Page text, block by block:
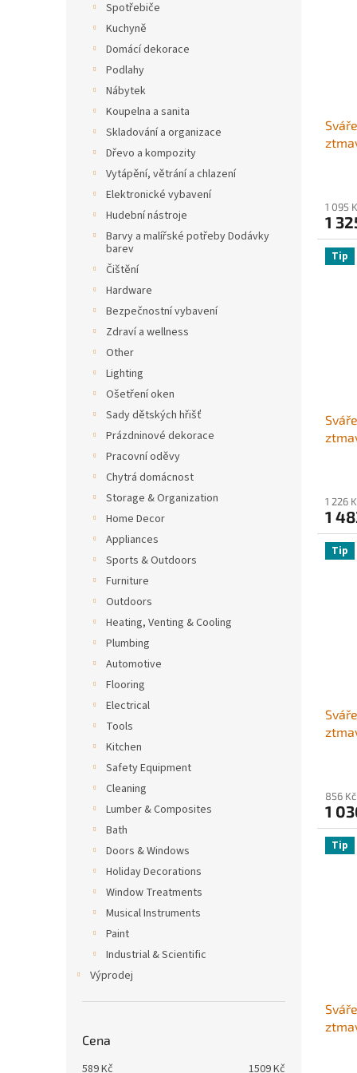
Spotřebiče
Kuchyně
Domácí dekorace
Podlahy
Nábytek
Koupelna a sanita
Skladování a organizace
Dřevo a kompozity
Vytápění, větrání a chlazení
Elektronické vybavení
Hudební nástroje
Barvy a malířské potřeby Dodávky
barev
Čištění
Hardware
Bezpečnostní vybavení
Zdraví a wellness
Other
Lighting
Ošetření oken
Sady dětských hřišť
Prázdninové dekorace
Pracovní oděvy
Chytrá domácnost
Storage & Organization
Home Decor
Appliances
Sports & Outdoors
Furniture
Outdoors
Heating, Venting & Cooling
Plumbing
Automotive
Flooring
Electrical
Tools
Kitchen
Safety Equipment
Cleaning
Lumber & Composites
Bath
Doors & Windows
Holiday Decorations
Window Treatments
Musical Instruments
Paint
Industrial & Scientific
Výprodej
Cena
589Kč 1509Kč
řada
1 095
1
Tip
se
1 226
1
Tip
řada
856
1
Tip